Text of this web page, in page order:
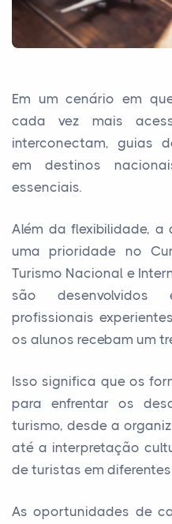
Em um cenário em
cada vez mais
interconectam, guias
em destinos
essenciais.
Além da flexibilidade,
uma prioridade no
Turismo Nacional e
são desenvolvidos
profissionais
os alunos recebam um
Isso significa que os
para enfrentar os
turismo, desde a
até a interpretação
de turistas em
As oportunidades de